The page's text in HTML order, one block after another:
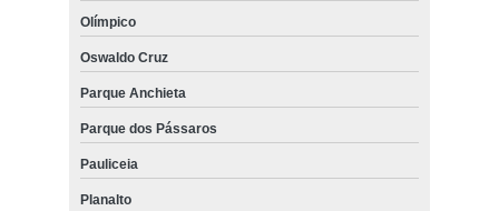
Olímpico
Oswaldo Cruz
Parque Anchieta
Parque dos Pássaros
Pauliceia
Planalto